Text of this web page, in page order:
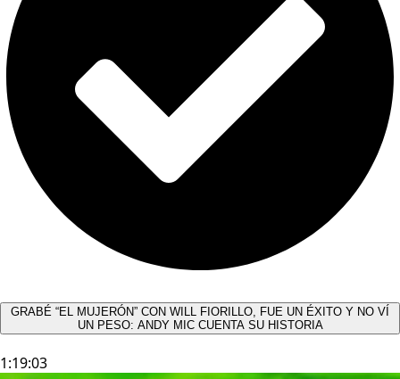
GRABÉ “EL MUJERÓN” CON WILL FIORILLO, FUE UN ÉXITO Y NO VÍ
UN PESO: ANDY MIC CUENTA SU HISTORIA
1:19:03